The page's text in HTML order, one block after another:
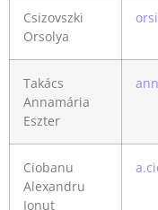
Csizovszki
Orsolya
Takács
Annamária
Eszter
Ciobanu
Alexandru
Ionut